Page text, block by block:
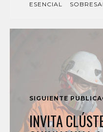
ESENCIAL
SIGUIENTE
INVITA